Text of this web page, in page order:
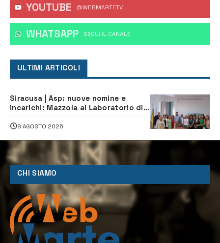
YOUTUBE @WEBMARTETV
WHATSAPP ‎SEGUI IL CANALE
ULTIMI ARTICOLI
Siracusa | Asp: nuove nomine e
incarichi: Mazzola al Laboratorio di
Servizio Legale
8 AGOSTO 2026
CHI SIAMO